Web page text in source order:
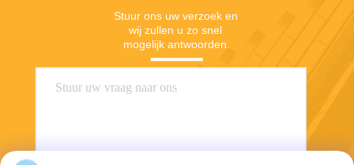
Stuur ons uw verzoek en
wij zullen u zo snel
mogelijk antwoorden.